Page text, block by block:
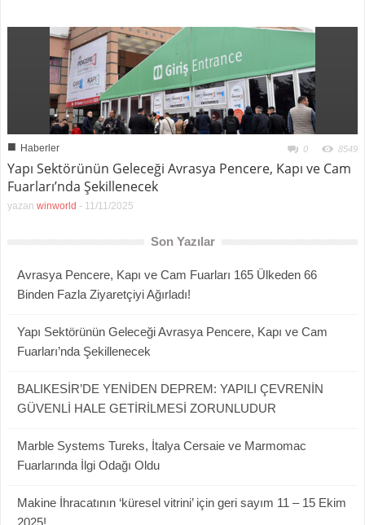
■ Haberler 0 8549
Yapı Sektörünün Geleceği Avrasya Pencere, Kapı ve Cam
Fuarları’nda Şekillenecek
yazan winworld - 11/11/2025
Son Yazılar
Avrasya Pencere, Kapı ve Cam Fuarları 165 Ülkeden 66
Binden Fazla Ziyaretçiyi Ağırladı!
Yapı Sektörünün Geleceği Avrasya Pencere, Kapı ve Cam
Fuarları’nda Şekillenecek
BALIKESİR’DE YENİDEN DEPREM: YAPILI ÇEVRENİN
GÜVENLİ HALE GETİRİLMESİ ZORUNLUDUR
Marble Systems Tureks, İtalya Cersaie ve Marmomac
Fuarlarında İlgi Odağı Oldu
Makine İhracatının ‘küresel vitrini’ için geri sayım 11 – 15 Ekim